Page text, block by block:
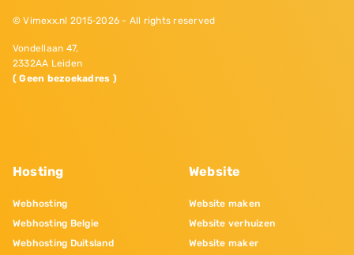
© Vimexx.nl 2015‐2026 - All rights reserved
Vondellaan 47,
2332AA Leiden
( Geen bezoekadres )
Hosting
Webhosting
Webhosting Belgie
Webhosting Duitsland
Website
Website maken
Website verhuizen
Website maker